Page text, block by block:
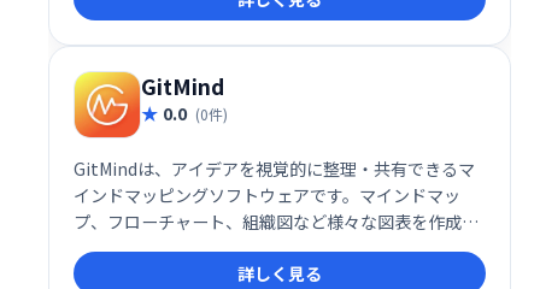
造的な問題解決に役立ちます。無料でご利用いただけ
ますので、ぜひお試しください。
GitMind
0.0 (0件)
GitMindは、アイデアを視覚的に整理・共有できるマ
インドマッピングソフトウェアです。マインドマッ
プ、フローチャート、組織図など様々な図表を作成で
き、思考の整理やチームでのブレインストーミングに
最適
詳しく見る